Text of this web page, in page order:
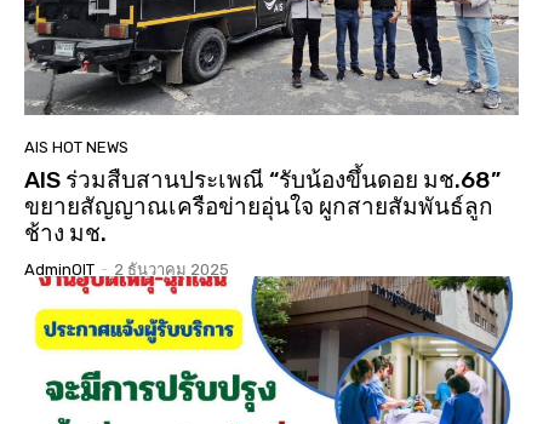
AIS HOT NEWS
AIS ร่วมสืบสานประเพณี “รับน้องขึ้นดอย มช.68”
ขยายสัญญาณเครือข่ายอุ่นใจ ผูกสายสัมพันธ์ลูก
ช้าง มช.
AdminOIT - 2 ธันวาคม 2025